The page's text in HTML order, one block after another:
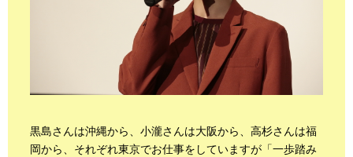
黒島さんは沖縄から、小瀧さんは大阪から、高杉さんは福
岡から、それぞれ東京でお仕事をしていますが「一歩踏み